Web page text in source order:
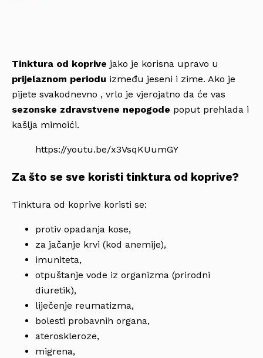
Tinktura od koprive jako je korisna upravo u
prijelaznom periodu između jeseni i zime. Ako je
pijete svakodnevno , vrlo je vjerojatno da će vas
sezonske zdravstvene nepogode poput prehlada i
kašlja mimoići.
https://youtu.be/x3VsqKUumGY
Za što se sve koristi tinktura od koprive?
Tinktura od koprive koristi se:
protiv opadanja kose,
za jačanje krvi (kod anemije),
imuniteta,
otpuštanje vode iz organizma (prirodni
diuretik),
liječenje reumatizma,
bolesti probavnih organa,
ateroskleroze,
migrena,